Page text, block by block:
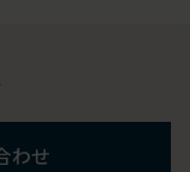
わせ